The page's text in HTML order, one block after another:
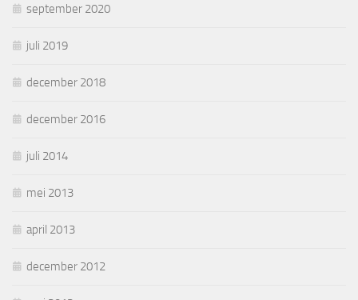
september 2020
juli 2019
december 2018
december 2016
juli 2014
mei 2013
april 2013
december 2012